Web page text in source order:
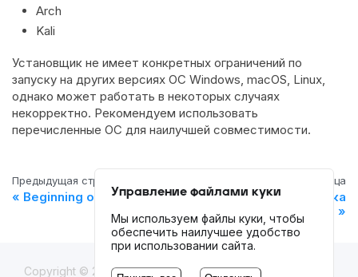
Arch
Kali
Установщик не имеет конкретных ограничений по
запуску на других версиях ОС Windows, macOS, Linux,
однако может работать в некоторых случаях
некорректно. Рекомендуем использовать
перечисленные ОС для наилучшей совместимости.
Предыдущая страница
Beginning of work
Следующая страница
Регистрация и установка
Copyright © 2020-2026Octo Browser
Управление файлами куки
Мы используем файлы куки, чтобы
обеспечить наилучшее удобство
при использовании сайта.